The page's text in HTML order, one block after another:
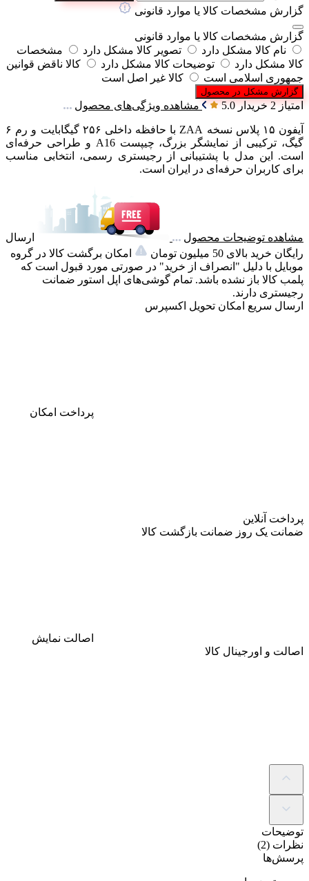
گزارش مشخصات کالا یا موارد قانونی
گزارش مشخصات کالا یا موارد قانونی
نام کالا مشکل دارد
تصویر کالا مشکل دارد
مشخصات
کالا مشکل دارد
توضیحات کالا مشکل دارد
کالا ناقض قوانین
جمهوری اسلامی است
کالا غیر اصل است
گزارش مشکل در محصول
امتیاز 2 خریدار 5.0 مشاهده ویژگی‌های محصول
آیفون ۱۵ پلاس نسخه ZAA با حافظه داخلی ۲۵۶ گیگابایت و رم ۶
گیگ، ترکیبی از نمایشگر بزرگ، چیپست A16 و طراحی حرفه‌ای
است. این مدل با پشتیبانی از رجیستری رسمی، انتخابی مناسب
برای کاربران حرفه‌ای در ایران است.
مشاهده توضیحات محصول
ارسال
رایگان خرید بالای 50 میلیون تومان
امکان برگشت کالا در گروه
موبایل با دلیل "انصراف از خرید" در صورتی مورد قبول است که
پلمب کالا باز نشده باشد. تمام گوشی‌های اپل استور ضمانت
رجیستری دارند.
ارسال سریع امکان تحویل اکسپرس
پرداخت امکان
پرداخت آنلاین
ضمانت یک روز ضمانت بازگشت کالا
اصالت نمایش
اصالت و اورجینال کالا
توضیحات
نظرات (2)
پرسش‌ها